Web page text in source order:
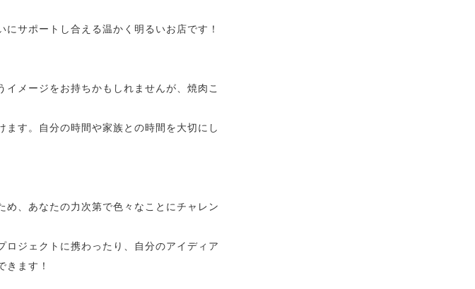
サポートし合える温かく明るいお店です！
メージをお持ちかもしれませんが、焼肉こ
す。自分の時間や家族との時間を大切にし
、あなたの力次第で色々なことにチャレン
ジェクトに携わったり、自分のアイディア
きます！